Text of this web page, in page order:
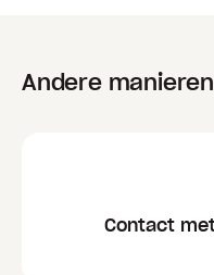
Andere
Contact